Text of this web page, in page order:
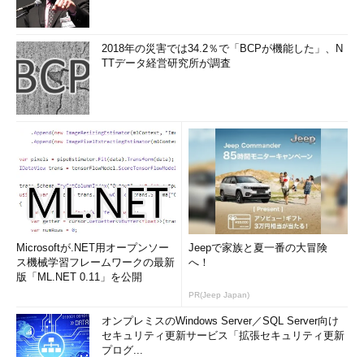
2018年の災害では34.2％で「BCPが機能した」、N
TTデータ経営研究所が調査
Microsoftが.NET用オープンソー
ス機械学習フレームワークの最新
版「ML.NET 0.11」を公開
Jeepで家族と夏一番の大冒険
へ！
PR(Jeep Japan)
オンプレミスのWindows Server／SQL Server向け
セキュリティ更新サービス「拡張セキュリティ更新
プログ...